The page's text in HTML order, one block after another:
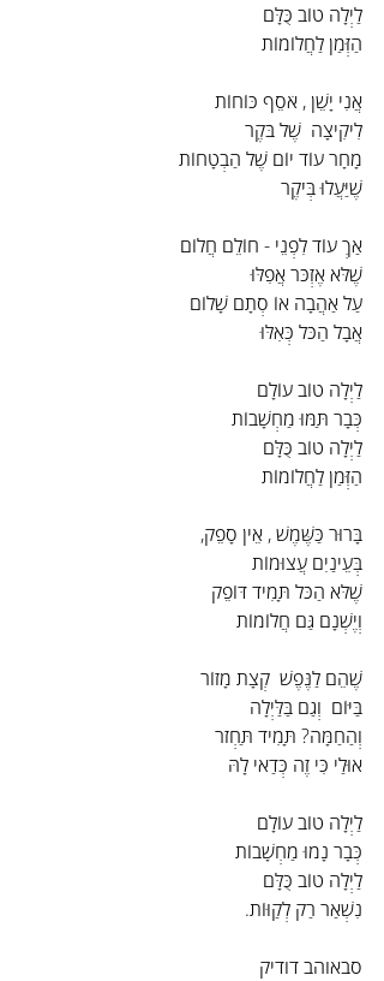
לַיְלָה טוֹב כֻּלָּם
הַזְּמַן לַחֲלוֹמוֹת
אֲנִי יָשֵׁן , אֹסֵף כּוֹחוֹת
לִיקִיצָה  שֶׁל בֹּקֶר
מָחָר עוֹד יוֹם שֶׁל הַבְטָחוֹת
שֶׁיַּעֲלוּ בְּיֹקֶר
אַךְ עוֹד לִפְנֵי - חוֹלֵם חֲלוֹם
שֶׁלֹּא אֶזְכֹּר אֲפִלּוּ
עַל אַהֲבָה אוֹ סְתָם שָׁלוֹם
אֲבָל הַכֹּל כְּאִלּוּ
לַיְלָה טוֹב עוֹלָם
כְּבָר תַּמּוּ מַחְשָׁבוֹת
לַיְלָה טוֹב כֻּלָּם
הַזְּמַן לַחֲלוֹמוֹת
בָּרוּר כַּשֶּׁמֶשׁ , אֵין סָפֵק,
בְּעֵינַיִם עֲצוּמוֹת
שֶׁלֹּא הַכֹּל תָּמִיד דּוֹפֵק
וְיֶשְׁנָם גַּם חֲלוֹמוֹת
שֶׁהֵם לַנֶּפֶשׁ  קְצָת מָזוֹר
בַּיּוֹם  וְגַם בַּלַּיְלָה
וְהַחַמָּה? תָּמִיד תַּחְזֹר
אוּלַי כִּי זֶה כְּדַאי לָהּ
לַיְלָה טוֹב עוֹלָם
כְּבָר נָמוּ מַחְשָׁבוֹת
לַיְלָה טוֹב כֻּלָּם
נִשְׁאַר רַק לְקַוּוֹת.
סבאוהב דודיק